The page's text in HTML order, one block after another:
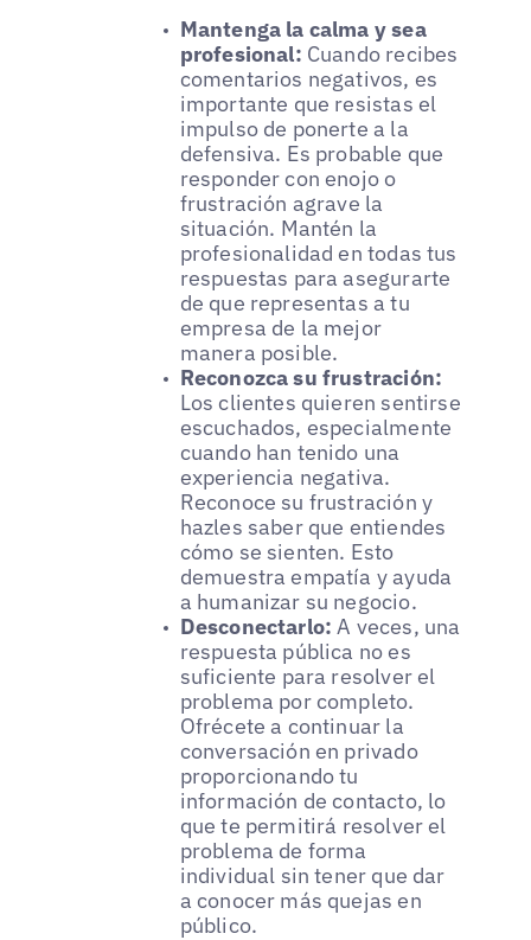
Mantenga la calma y sea
profesional: Cuando recibes
comentarios negativos, es
importante que resistas el
impulso de ponerte a la
defensiva. Es probable que
responder con enojo o
frustración agrave la
situación. Mantén la
profesionalidad en todas tus
respuestas para asegurarte
de que representas a tu
empresa de la mejor
manera posible.
Reconozca su frustración:
Los clientes quieren sentirse
escuchados, especialmente
cuando han tenido una
experiencia negativa.
Reconoce su frustración y
hazles saber que entiendes
cómo se sienten. Esto
demuestra empatía y ayuda
a humanizar su negocio.
Desconectarlo:A veces, una
respuesta pública no es
suficiente para resolver el
problema por completo.
Ofrécete a continuar la
conversación en privado
proporcionando tu
información de contacto, lo
que te permitirá resolver el
problema de forma
individual sin tener que dar
a conocer más quejas en
público.